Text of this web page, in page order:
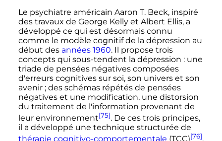
Le psychiatre américain Aaron T. Beck, inspiré
des travaux de George Kelly et Albert Ellis, a
développé ce qui est désormais connu
comme le modèle cognitif de la dépression au
début des années 1960. Il propose trois
concepts qui sous-tendent la dépression : une
triade de pensées négatives composées
d'erreurs cognitives sur soi, son univers et son
avenir ; des schémas répétés de pensées
négatives et une modification, une distorsion
du traitement de l'information provenant de
leur environnement[75]. De ces trois principes,
il a développé une technique structurée de
thérapie cognitivo-comportementale (TCC)[76].